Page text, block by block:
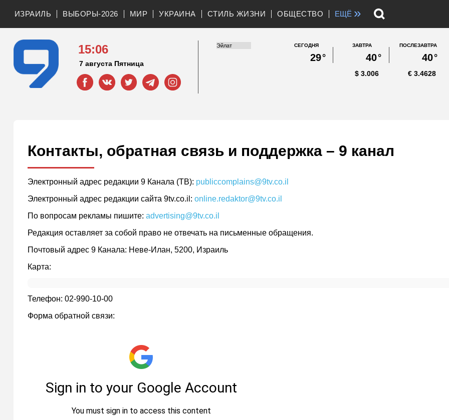
ИЗРАИЛЬ ВЫБОРЫ-2026 МИР УКРАИНА СТИЛЬ ЖИЗНИ ОБЩЕСТВО ЕЩЁ »
15:06
7 августа Пятница
СЕГОДНЯ
29°
ЗАВТРА
40°
ПОСЛЕЗАВТРА
40°
3.006
$ 3.4628
€
Контакты, обратная связь и поддержка – 9 канал
Электронный адрес редакции 9 Канала (ТВ): publiccomplains@9tv.co.il
Электронный адрес редакции сайта 9tv.co.il:online.redaktor@9tv.co.il
По вопросам рекламы пишите:advertising@9tv.co.il
Редакция оставляет за собой право не отвечать на письменные обращения.
Почтовый адрес 9 Канала: Неве-Илан, 5200, Израиль
Карта:
Телефон: 02-990-10-00
Форма обратной связи: